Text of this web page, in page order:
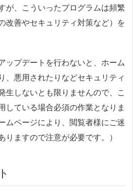
が、こういったプログラムは頻繁
改善やセキュリティ対策など）を
ップデートを行わないと、ホーム
、悪用されたりなどセキュリティ
生しないとも限りませんので、こ
している場合必須の作業となりま
ムページにより、閲覧者様にご迷
りますので注意が必要です。）